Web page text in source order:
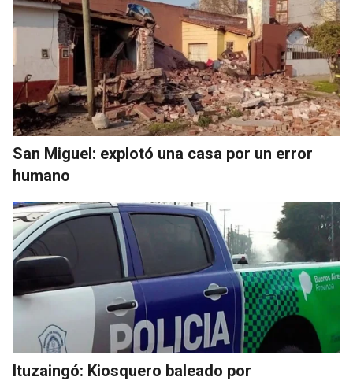
San Miguel: explotó una casa por un error
humano
Ituzaingó: Kiosquero baleado por